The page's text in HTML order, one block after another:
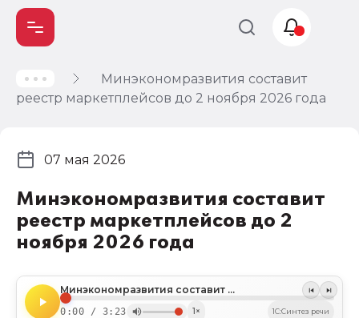
Минэкономразвития составит
реестр маркетплейсов до 2 ноября 2026 года
Минэкономразвития составит
реестр маркетплейсов до 2
ноября 2026 года
Минэкономразвития составит реестр маркетплейсов до 2 ноября 2026 года
0:00 / 3:23 1× 1C:Синтез речи
07 мая 2026
Учет и
налогообложение